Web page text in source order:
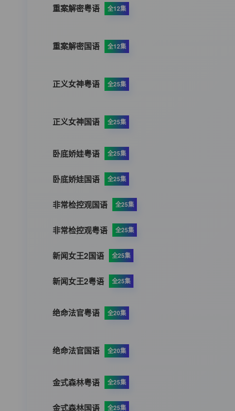
重案解密粤语 全12集
重案解密国语 全12集
正义女神粤语 全25集
正义女神国语 全25集
卧底娇娃粤语 全25集
卧底娇娃国语 全25集
非常检控观国语 全25集
非常检控观粤语 全25集
新闻女王2国语 全25集
新闻女王2粤语 全25集
绝命法官粤语 全20集
绝命法官国语 全20集
金式森林粤语 全25集
金式森林国语 全25集